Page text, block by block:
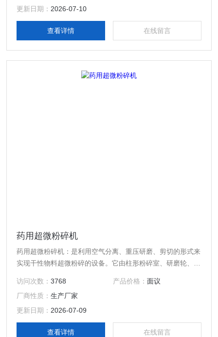
更新日期： 2026-07-10
查看详情 在线留言
药用超微粉碎机
药用超微粉碎机：是利用空气分离、重压研磨、剪切的形式来
实现干性物料超微粉碎的设备。它由柱形粉碎室、研磨轮、研
访问次数：3768 产品价格： 面议
厂商性质：生产厂家
更新日期： 2026-07-09
查看详情 在线留言